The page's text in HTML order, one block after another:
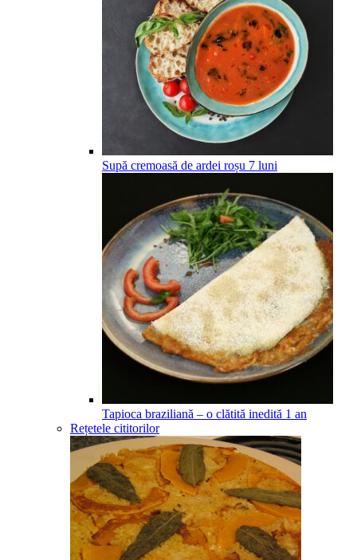
Supă cremoasă de ardei roșu 7 luni
Tapioca braziliană – o clătită inedită 1 an
Rețetele cititorilor